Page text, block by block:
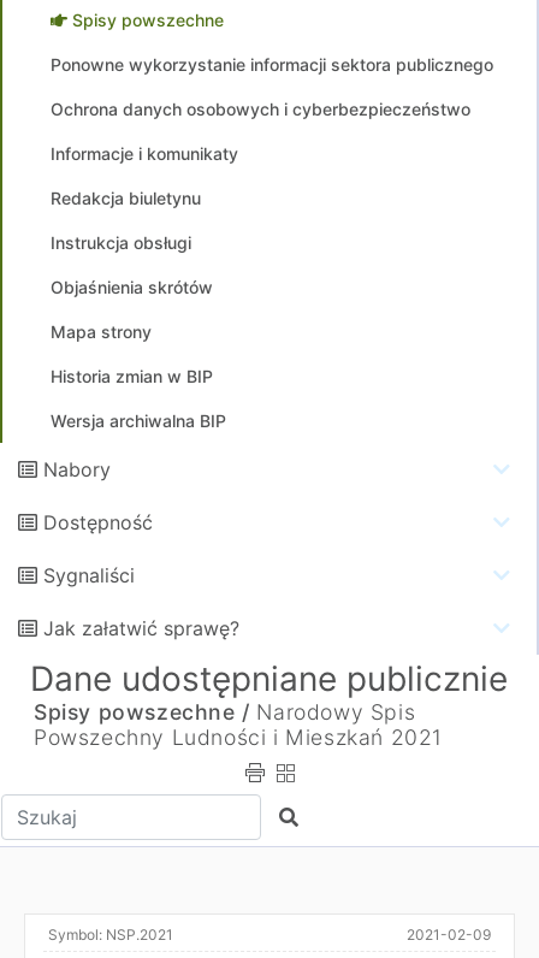
Spisy powszechne
Ponowne wykorzystanie informacji sektora publicznego
Ochrona danych osobowych i cyberbezpieczeństwo
Informacje i komunikaty
Redakcja biuletynu
Instrukcja obsługi
Objaśnienia skrótów
Mapa strony
Historia zmian w BIP
Wersja archiwalna BIP
Nabory
Dostępność
Sygnaliści
Jak załatwić sprawę?
Dane udostępniane publicznie
Spisy powszechne / Narodowy Spis
Powszechny Ludności i Mieszkań 2021
Wpisz tekst do wyszukania Szukaj
Symbol: NSP.2021 2021-02-09